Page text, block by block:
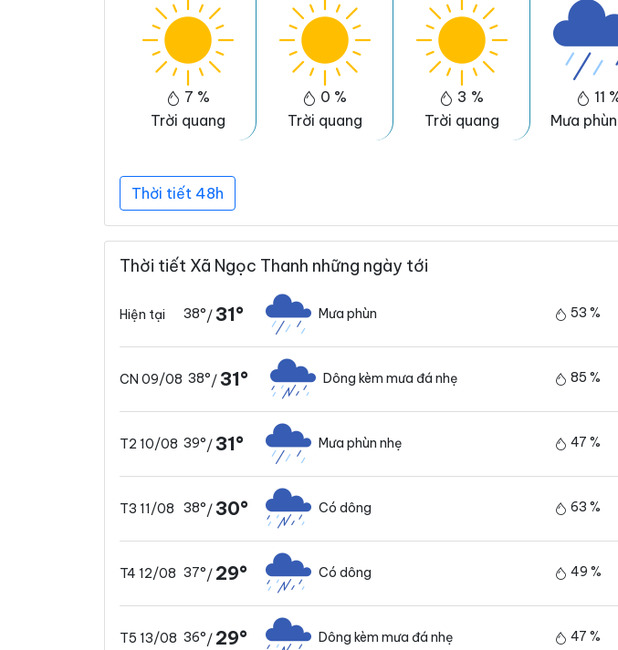
7 %
Trời quang
0 %
Trời quang
3 %
Trời quang
11
Mưa
Thời tiết 48h
Thời tiết Xã Ngọc Thanh những ngày tới
Hiện tại 38°/31° Mưa phùn 53 %
CN 09/08 38°/31° Dông kèm mưa đá nhẹ 85 %
T2 10/08 39°/31° Mưa phùn nhẹ 47 %
T3 11/08 38°/30° Có dông 63 %
T4 12/08 37°/ 29° Có dông 49 %
T5 13/08 36°/ 29° Dông kèm mưa đá nhẹ 47 %